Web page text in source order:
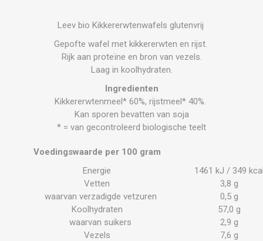
Leev bio Kikkererwtenwafels glutenvrij
Gepofte wafel met kikkererwten en rijst.
Rijk aan proteïne en bron van vezels.
Laag in koolhydraten.
Ingredienten
Kikkererwtenmeel* 60%, rijstmeel* 40%.
Kan sporen bevatten van soja
* = van gecontroleerd biologische teelt
Voedingswaarde per 100 gram
Energie
1461 kJ / 349
Vetten
3,8 g
waarvan verzadigde vetzuren
0,5 g
Koolhydraten
57,0 g
waarvan suikers
2,9 g
Vezels
7,6 g